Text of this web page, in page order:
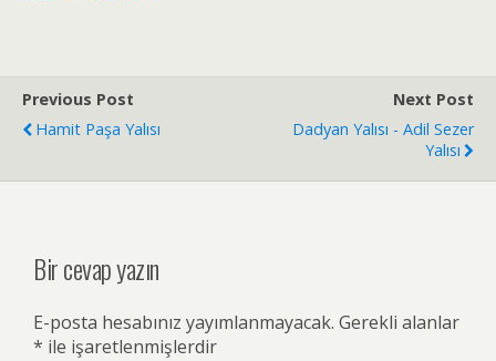
Previous Post
Hamit Paşa Yalısı
Next Post
Dadyan Yalısı - Adil Sezer
Yalısı
Bir cevap yazın
E-posta hesabınız yayımlanmayacak. Gerekli alanlar
* ile işaretlenmişlerdir